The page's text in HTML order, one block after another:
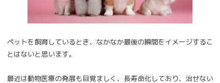
ペットを飼育しているとき、なかなか最後の瞬間をイメージするこ
とはないと思います。
最近は動物医療の発展も目覚ましく、長寿命化しており、治せない